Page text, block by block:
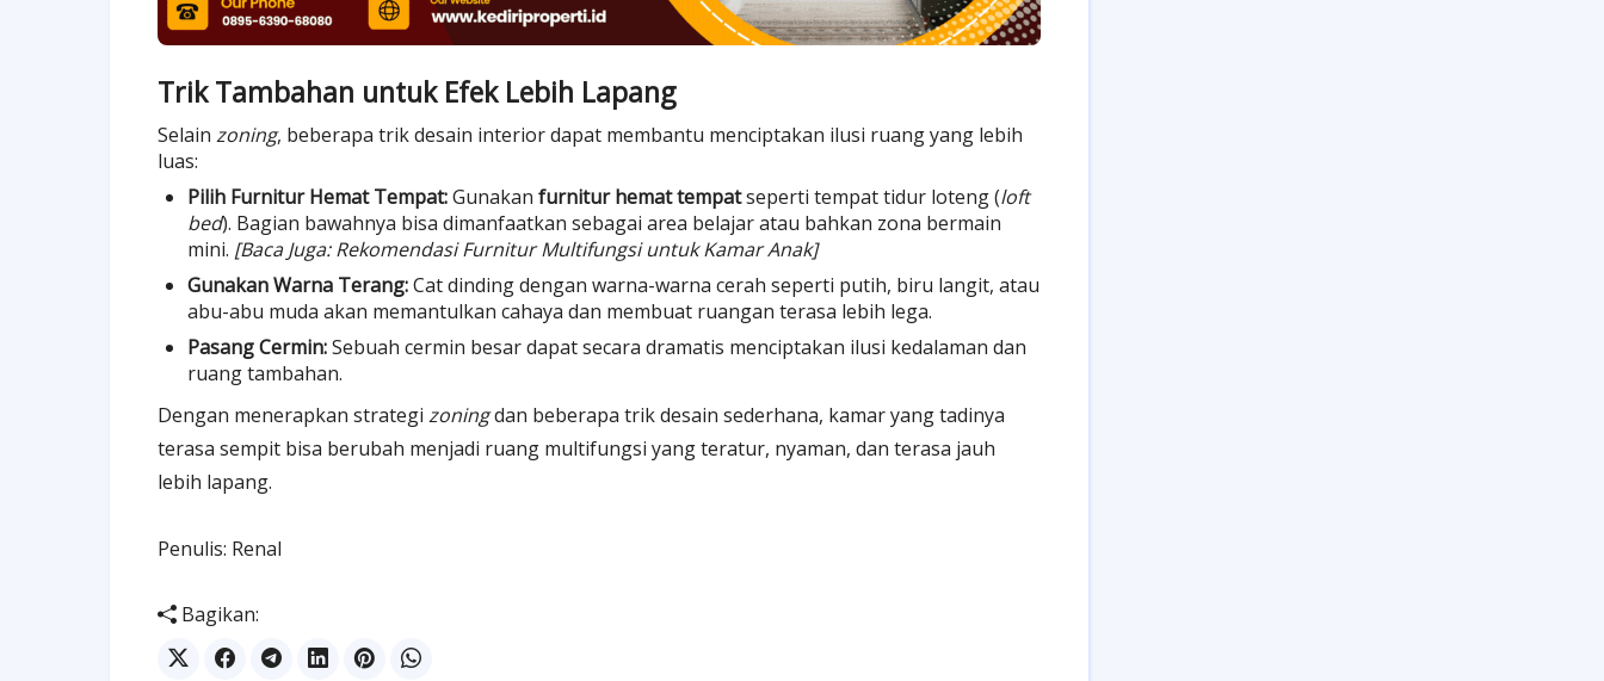
Trik Tambahan untuk Efek Lebih Lapang
Selain zoning, beberapa trik desain interior dapat membantu menciptakan ilusi ruang yang lebih
luas:
Pilih Furnitur Hemat Tempat:Gunakan furnitur hemat tempatseperti tempat tidur loteng (loft
bed). Bagian bawahnya bisa dimanfaatkan sebagai area belajar atau bahkan zona bermain
mini. [Baca Juga: Rekomendasi Furnitur Multifungsi untuk Kamar Anak]
Gunakan Warna Terang:Cat dinding dengan warna-warna cerah seperti putih, biru langit, atau
abu-abu muda akan memantulkan cahaya dan membuat ruangan terasa lebih lega.
Pasang Cermin:Sebuah cermin besar dapat secara dramatis menciptakan ilusi kedalaman dan
ruang tambahan.
Dengan menerapkan strategi zoningdan beberapa trik desain sederhana, kamar yang tadinya
terasa sempit bisa berubah menjadi ruang multifungsi yang teratur, nyaman, dan terasa jauh
lebih lapang.
Penulis: Renal
Bagikan: